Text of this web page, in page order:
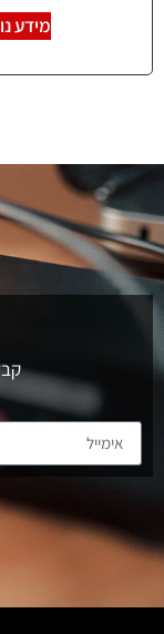
מידע